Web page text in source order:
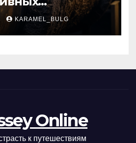
огнеупорных
KARAMEL_BULG
Online
к путешествиям